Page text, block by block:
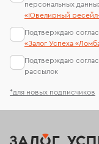
*для новых подписчиков
персональных
«Ювелирный
Подтверждаю
«Залог Успеха
Подтверждаю
рассылок